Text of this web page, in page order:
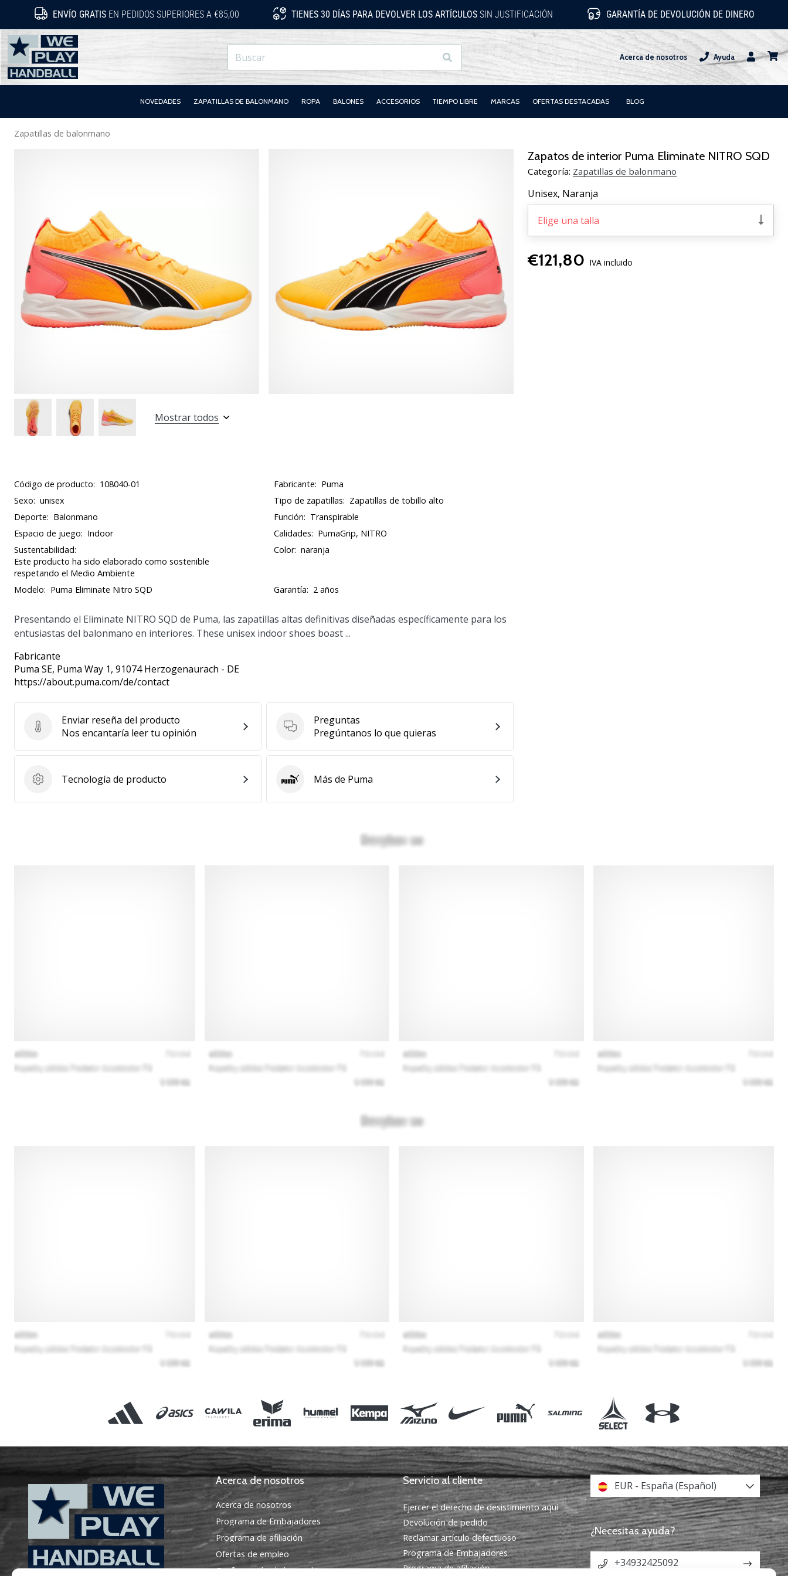
ENVÍO GRATISEN PEDIDOS SUPERIORES A €85,00 TIENES 30 DÍAS PARA DEVOLVER LOS ARTÍCULOS SIN JUSTIFICACIÓN GARANTÍA DE DEVOLUCIÓN DE DINERO
WePlayHandball.es
Buscar Acerca de nosotros
Ayuda
Usuario
NOVEDADES ZAPATILLAS DE BALONMANO ROPA BALONES ACCESORIOS TIEMPO LIBRE MARCAS OFERTAS DESTACADAS BLOG
Zapatillas de balonmano
Zapatos de interior Puma Eliminate NITRO SQD
Categoría: Zapatillas de balonmano
Unisex, Naranja
Elige una talla
€121,80 IVA incluido
Mostrar todos
Código de producto: 108040-01 Fabricante: Puma
Sexo: unisex Tipo de zapatillas: Zapatillas de tobillo alto
Deporte: Balonmano Función: Transpirable
Espacio de juego: Indoor Calidades: PumaGrip, NITRO
Sustentabilidad:
Este producto ha sido elaborado como sostenible
respetando el Medio Ambiente
Color: naranja
Modelo: Puma Eliminate Nitro SQD Garantía: 2 años
Presentando el Eliminate NITRO SQD de Puma, las zapatillas altas definitivas diseñadas específicamente para los
entusiastas del balonmano en interiores. These unisex indoor shoes boast ...
Fabricante
Puma SE, Puma Way 1, 91074 Herzogenaurach - DE
https://about.puma.com/de/contact
Enviar reseña del producto
Enviar reseña del producto
Nos encantaría leer tu opinión
Preguntas
Preguntas
Pregúntanos lo que quieras
Tecnología de producto
Tecnología de producto PumaMás de Puma
Acerca de nosotros
Acerca de nosotros
Programa de Embajadores
Programa de afiliación
Ofertas de empleo
Configuración de las cookies
Servicio al cliente
Ejercer el derecho de desistimiento aquí
Devolución de pedido
Reclamar artículo defectuoso
Programa de Embajadores
Programa de afiliación
EUR - España (Español)
¿Necesitas ayuda?
+34932425092